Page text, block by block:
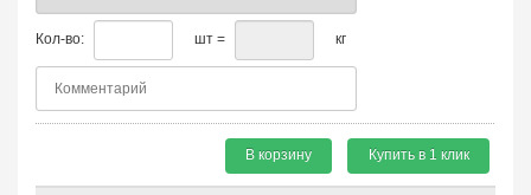
Кол-во: шт = кг
В корзину Купить в 1 клик